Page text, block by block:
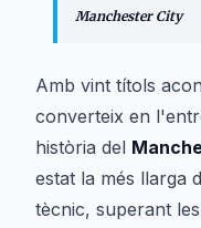
Manchester City
Amb vint títols
converteix en
història del
estat la més llarga
tècnic, superant